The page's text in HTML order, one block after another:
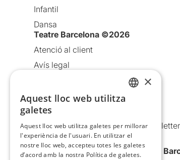
Infantil
Dansa
Teatre Barcelona ©2026
Atenció al client
Avís legal
Política de cookies
Condicions d’ús
Comunicacions comercials i Newsletter
Anuncia’t
Vull rebre la newsletter de Teatre
×
Aquest lloc web utilitza
galetes
Aquest lloc web utilitza galetes per millorar
l'experiència de l'usuari. En utilitzar el
nostre lloc web, accepteu totes les galetes
d’acord amb la nostra Política de galetes.